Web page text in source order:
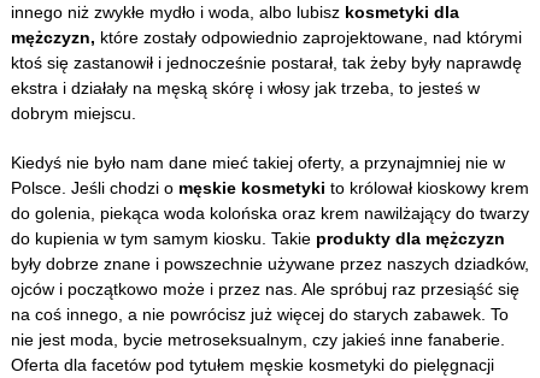
innego niż zwykłe mydło i woda, albo lubiszkosmetyki dla
mężczyzn, które zostały odpowiednio zaprojektowane, nad którymi
ktoś się zastanowił i jednocześnie postarał, tak żeby były naprawdę
ekstra i działały na męską skórę i włosy jak trzeba, to jesteś w
dobrym miejscu.
Kiedyś nie było nam dane mieć takiej oferty, a przynajmniej nie w
Polsce. Jeśli chodzi o męskie kosmetyki to królował kioskowy krem
do golenia, piekąca woda kolońska oraz krem nawilżający do twarzy
do kupienia w tym samym kiosku. Takie produkty dla mężczyzn
były dobrze znane i powszechnie używane przez naszych dziadków,
ojców i początkowo może i przez nas. Ale spróbuj raz przesiąść się
na coś innego, a nie powrócisz już więcej do starych zabawek. To
nie jest moda, bycie metroseksualnym, czy jakieś inne fanaberie.
Oferta dla facetów pod tytułem męskie kosmetyki do pielęgnacji